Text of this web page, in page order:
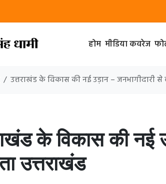
होम मीडिया कवरेज
उत्तराखंड के विकास की नई उड़ान – जनभागीदारी
के विकास की नई
उत्तराखंड